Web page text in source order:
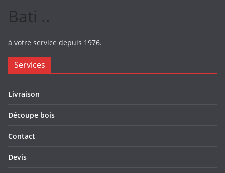
Bati ..
à votre service depuis 1976.
Services
Livraison
Découpe bois
Contact
Devis